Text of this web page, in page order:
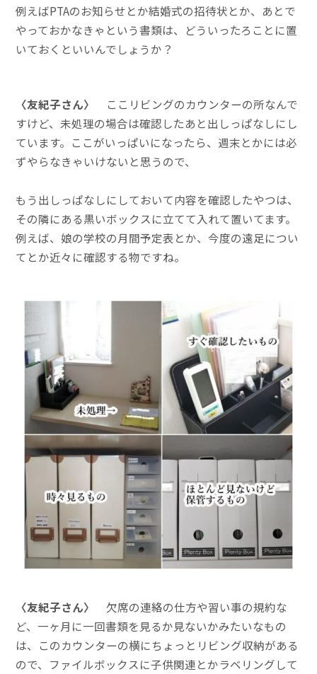
例えばPTAのお知らせとか結婚式の招待状とか、あとで
やっておかなきゃという書類は、どういったろことに置
いておくといいんでしょうか？
〈友紀子さん〉
ここリビングのカウンターの所なんで
すけど、未処理の場合は確認したあと出しっぱなしにし
ています。ここがいっぱいになったら、週末とかには必
ずやらなきゃいけないと思うので、
もう出しっぱなしにしておいて内容を確認したやつは、
その隣にある黒いボックスに立てて入れて置いてます。
例えば、娘の学校の月間予定表とか、今度の遠足につい
てとか近々に確認する物ですね。
〈友紀子さん〉 欠席の連絡の仕方や習い事の規約な
ど、一ヶ月に一回書類を見るか見ないかみたいなもの
は、このカウンターの横にちょっとリビング収納がある
ので、ファイルボックスに子供関連とかラベリングして